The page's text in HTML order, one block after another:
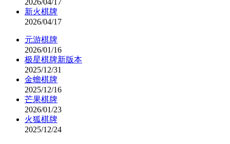
2026/04/17
新火棋牌
2026/04/17
元游棋牌
2026/01/16
极星棋牌新版本
2025/12/31
金蟾棋牌
2025/12/16
芒果棋牌
2026/01/23
火狐棋牌
2025/12/24